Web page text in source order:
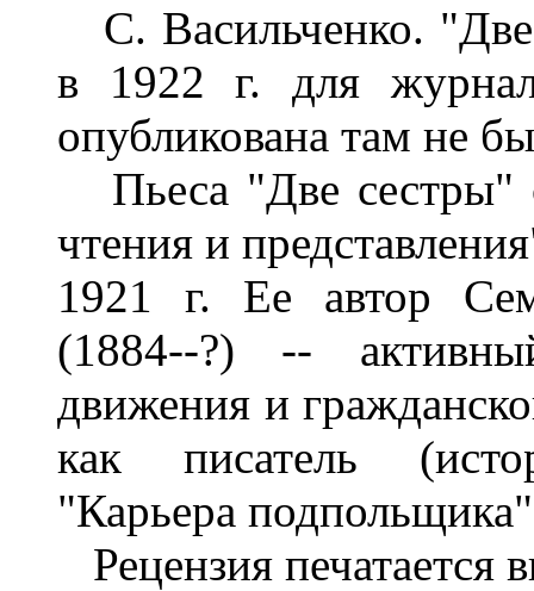
С. Васильченко.
в 1922 г. для
опубликована там не
Пьеса "Две сестры"
чтения и
1921 г. Ее автор
(1884--?) --
движения и
как писатель
"Карьера
Рецензия печатается